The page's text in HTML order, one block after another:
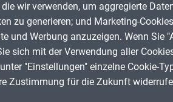
Titel, Jahr:
Autor:
Birgyul Nier
Public
wir verwenden, um aggregierte
zu generieren; und Marketing-
und Werbung anzuzeigen. Wenn Sie
sich mit der Verwendung aller
"Einstellungen" einzelne Cookie-
Zustimmung für die Zukunft